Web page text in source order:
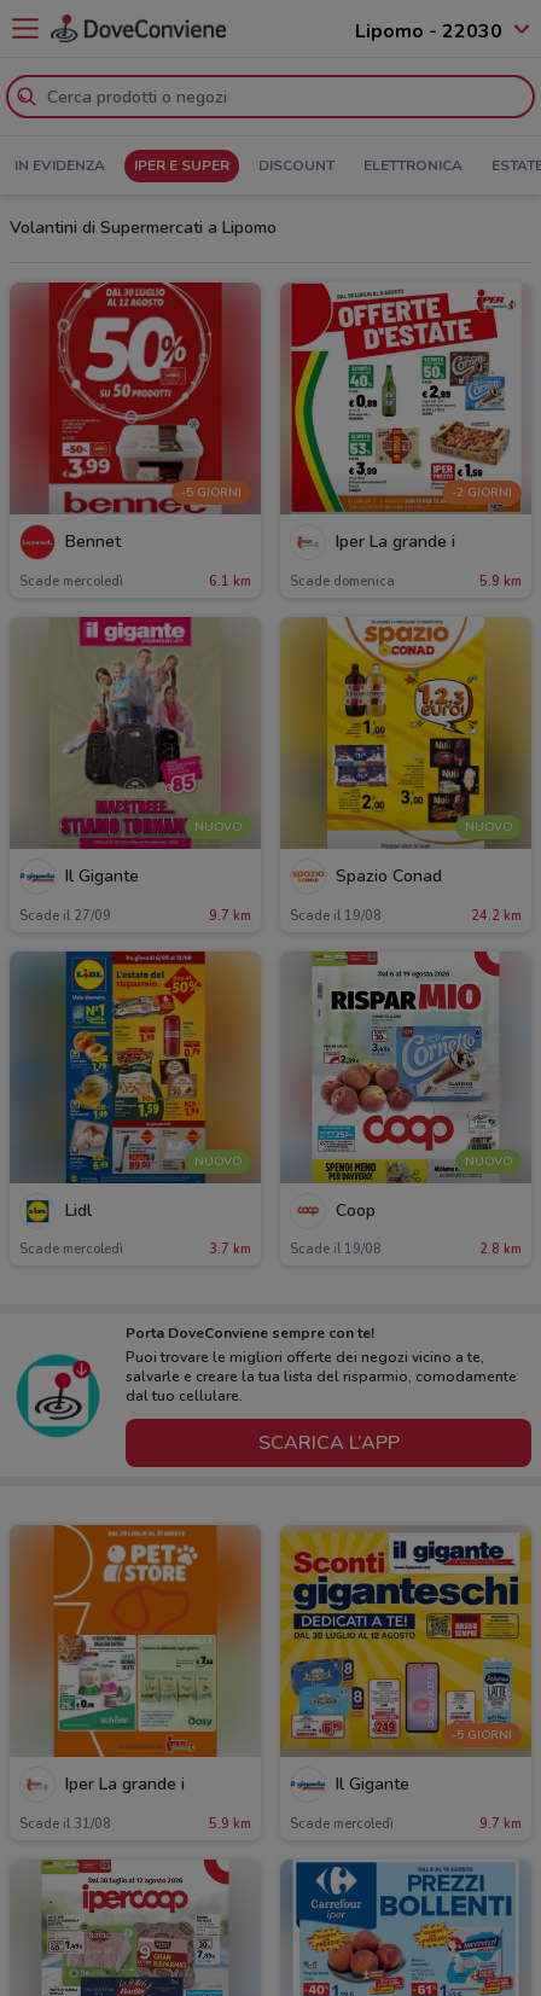
Lipomo - 22030
IN EVIDENZA IPER E SUPER DISCOUNT ELETTRONICA
Volantini di Supermercati a Lipomo
-5 GIORNI
Bennet
Scade mercoledì 6.1 km
-2 GIORNI
Iper La grande i
Scade domenica 5.9 km
NUOVO
Il Gigante
Scade il 27/09 9.7 km
NUOVO
Spazio Conad
Scade il 19/08 24.2 km
NUOVO
Lidl
Scade mercoledì 3.7 km
NUOVO
Coop
Scade il 19/08 2.8 km
Porta DoveConviene sempre con te!
Puoi trovare le migliori offerte dei negozi vicino a te,
salvarle e creare la tua lista del risparmio, comodamente
dal tuo cellulare.
SCARICA L’APP
Iper La grande i
Scade il 31/08 5.9 km
-5 GIORNI
Il Gigante
Scade mercoledì 9.7 km